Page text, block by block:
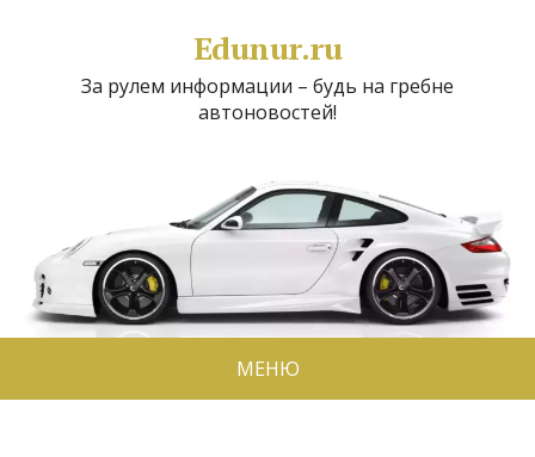
Edunur.ru
За рулем информации – будь на гребне
автоновостей!
МЕНЮ